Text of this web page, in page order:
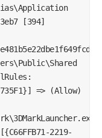
[394]
=> (Allow)
2219-